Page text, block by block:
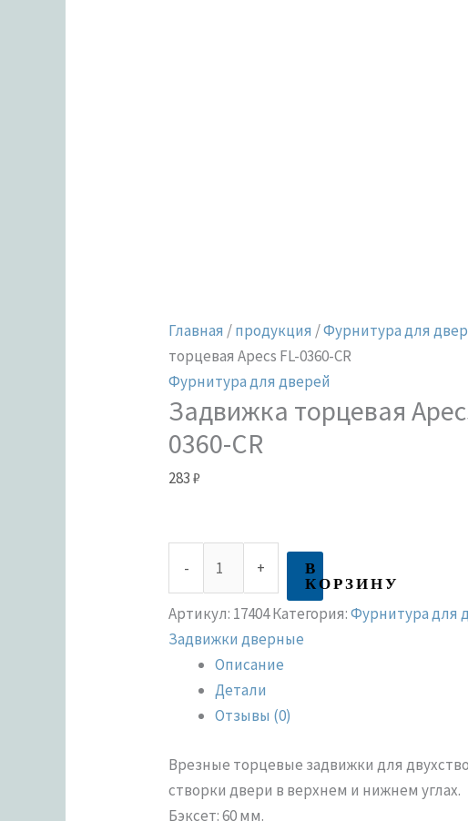
Главная /продукция /Фурнитура для
торцевая Apecs FL-0360-CR
Фурнитура для дверей
Задвижка торцевая
0360-CR
283₽
- + В
КОРЗИНУ
Артикул: 17404Категория:Фурнитура для
Задвижки дверные
Описание
Детали
Отзывы (0)
Врезные торцевые задвижки для
створки двери в верхнем и нижнем углах.
Бэксет: 60 мм.